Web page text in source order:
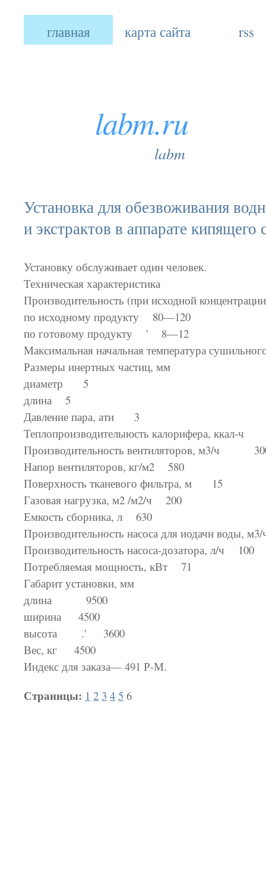
главная карта сайта rss
labm.ru
labm
Установка для обезвоживания
и экстрактов в аппарате кипящего
Установку обслуживает один человек.
Техническая характеристика
Производительность (при исходной
по исходному продукту 80—120
по готовому продукту ' 8—12
Максимальная начальная температура
Размеры инертных частиц, мм
диаметр 5
длина 5
Давление пара, ати 3
Теплопроизводителыюсть калорифера, ккал-
Производительность вентиляторов, м3/ч
Напор вентиляторов, кг/м2 580
Поверхность тканевого фильтра, м 15
Газовая нагрузка, м2 /м2/ч 200
Емкость сборника, л 630
Производительность насоса для иодачн воды,
Производительность насоса-дозатора, л/ч 100
Потребляемая мощность, кВт 71
Габарит установки, мм
длина 9500
ширина 4500
высота .' 3600
Вес, кг 4500
Индекс для заказа— 491 Р-М.
Страницы: 1 2 3 4 5 6